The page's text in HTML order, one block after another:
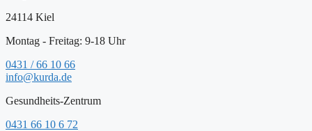
24114 Kiel
Montag - Freitag: 9-18 Uhr
0431 / 66 10 66
info@kurda.de
Gesundheits-Zentrum
0431 66 10 6 72